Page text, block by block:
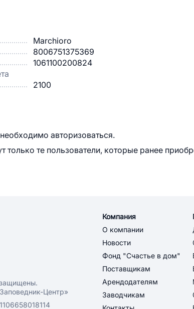
Marchioro
8006751375369
1061100200824
2100
авторизоваться.
только те пользователи, которые ранее
Центр»
Компания
О компании
Новости
Фонд "Счастье в дом"
Поставщикам
Арендодателям
Заводчикам